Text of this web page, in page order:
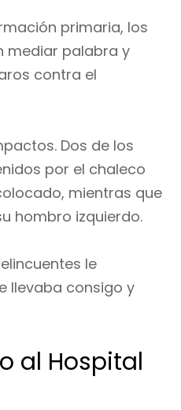
primaria, los
mediar palabra y
contra el
Dos de los
por el chaleco
mientras que
hombro izquierdo.
le
llevaba consigo y
al Hospital